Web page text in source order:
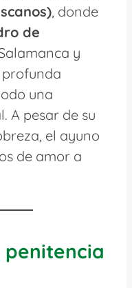
, donde
de
y
una
A pesar de su
el ayuno
de amor a